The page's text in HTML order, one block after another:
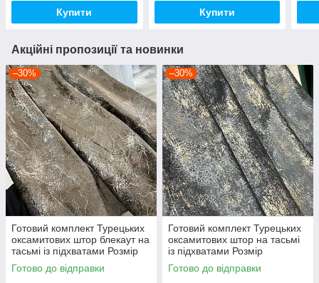
Купити Купити
Акційні пропозиції та новинки
–30%
Готовий комплект Турецьких
оксамитових штор блекаут на
тасьмі із підхватами Розмір
150на280см Колір шоколад
Готово до відправки
–30%
Готовий комплект Турецьких
оксамитових штор на тасьмі
із підхватами Розмір
150на28/0см Колір графіт
Готово до відправки